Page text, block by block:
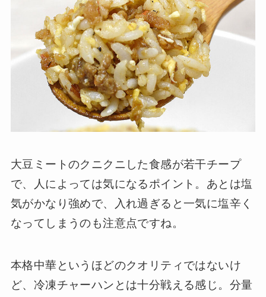
大豆ミートのクニクニした食感が若干チープ
で、人によっては気になるポイント。あとは塩
気がかなり強めで、入れ過ぎると一気に塩辛く
なってしまうのも注意点ですね。
本格中華というほどのクオリティではないけ
ど、冷凍チャーハンとは十分戦える感じ。分量